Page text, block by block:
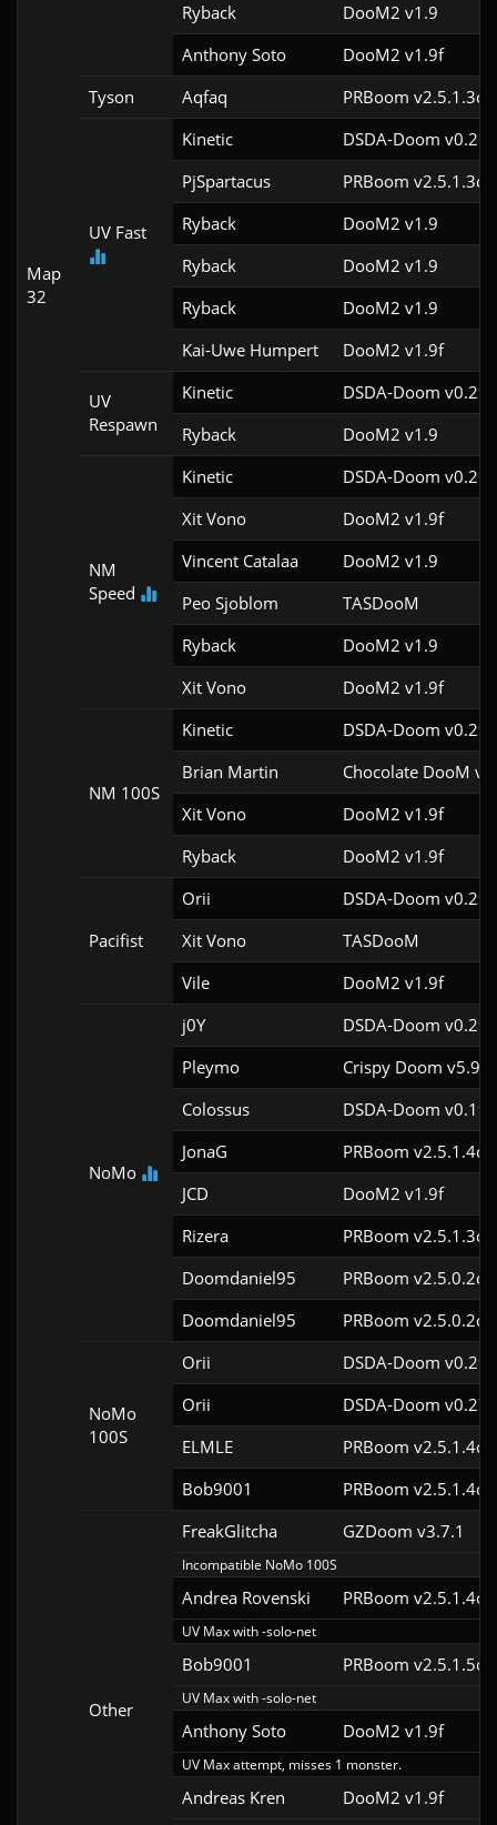
Map
32
Ryback
DooM2 v1.9
Anthony Soto
DooM2 v1.9f
Tyson
Aqfaq PRBoom v2.5.1.3cl4
UV Fast
Kinetic
DSDA-Doom
PjSpartacus
PRBoom v2.5.1.3cl4
Ryback
DooM2 v1.9
Ryback
DooM2 v1.9
Ryback
DooM2 v1.9
Kai-Uwe Humpert
DooM2 v1.9f
UV
Respawn
Kinetic
DSDA-Doom
Ryback
DooM2 v1.9
NM
Speed
Kinetic
DSDA-Doom
Xit Vono
DooM2 v1.9f
Vincent Catalaa
DooM2 v1.9
Peo Sjoblom
TASDooM
Ryback
DooM2 v1.9
Xit Vono
DooM2 v1.9f
NM 100S
Kinetic
DSDA-Doom
Brian Martin
Chocolate DooM
Xit Vono
DooM2 v1.9f
Ryback
DooM2 v1.9f
Pacifist
Orii
DSDA-Doom
Xit Vono
TASDooM
Vile
DooM2 v1.9f
NoMo
j0Y
DSDA-Doom
Pleymo
Crispy Doom v5.9.2
Colossus
DSDA-Doom
JonaG
PRBoom v2.5.1.4cl4
JCD
DooM2 v1.9f
Rizera
PRBoom v2.5.1.3cl4
Doomdaniel95
PRBoom v2.5.0.2cl4
Doomdaniel95
PRBoom v2.5.0.2cl4
NoMo
100S
Orii
DSDA-Doom
Orii
DSDA-Doom
ELMLE
PRBoom v2.5.1.4cl4
Bob9001
PRBoom v2.5.1.4cl4
Other
FreakGlitcha GZDoom v3.7.1
Incompatible NoMo 100S
Andrea Rovenski PRBoom v2.5.1.4cl4
UV Max with -solo-net
Bob9001 PRBoom v2.5.1.5cl4
UV Max with -solo-net
Anthony Soto DooM2 v1.9f
UV Max attempt, misses 1 monster.
Andreas Kren DooM2 v1.9f